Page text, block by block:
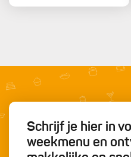
Schrijf je hier in
weekmenu en